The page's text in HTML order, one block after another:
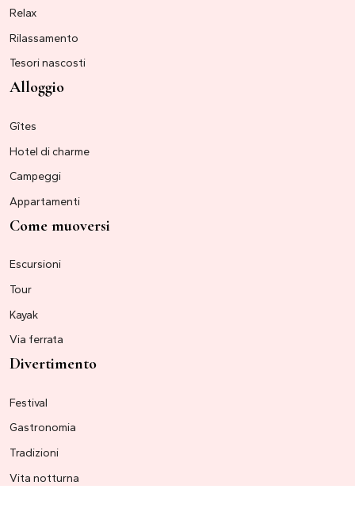
Relax
Rilassamento
Tesori nascosti
Alloggio
Gîtes
Hotel di charme
Campeggi
Appartamenti
Come muoversi
Escursioni
Tour
Kayak
Via ferrata
Divertimento
Festival
Gastronomia
Tradizioni
Vita notturna